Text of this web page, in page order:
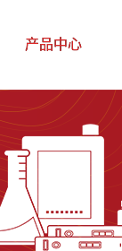
产品中心